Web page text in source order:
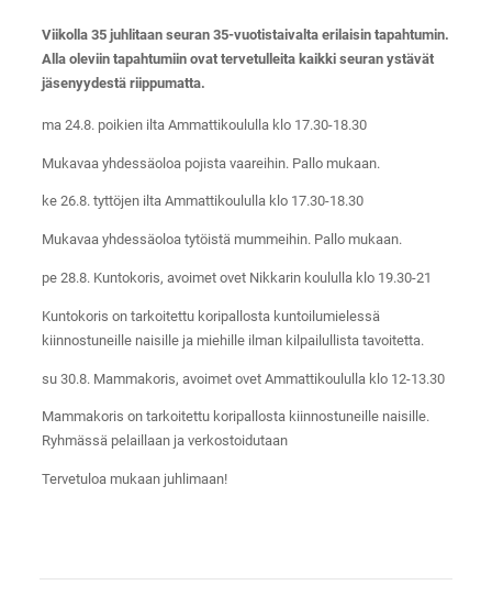
Viikolla 35 juhlitaan seuran 35-vuotistaivalta erilaisin tapahtumin.
Alla oleviin tapahtumiin ovat tervetulleita kaikki seuran ystävät
jäsenyydestä riippumatta.
ma 24.8. poikien ilta Ammattikoululla klo 17.30-18.30
Mukavaa yhdessäoloa pojista vaareihin. Pallo mukaan.
ke 26.8. tyttöjen ilta Ammattikoululla klo 17.30-18.30
Mukavaa yhdessäoloa tytöistä mummeihin. Pallo mukaan.
pe 28.8. Kuntokoris, avoimet ovet Nikkarin koululla klo 19.30-21
Kuntokoris on tarkoitettu koripallosta kuntoilumielessä
kiinnostuneille naisille ja miehille ilman kilpailullista tavoitetta.
su 30.8. Mammakoris, avoimet ovet Ammattikoululla klo 12-13.30
Mammakoris on tarkoitettu koripallosta kiinnostuneille naisille.
Ryhmässä pelaillaan ja verkostoidutaan
Tervetuloa mukaan juhlimaan!